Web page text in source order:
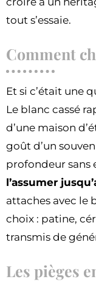
tout s’essaie.
Comment
Et si c’était une
Le blanc cassé
d’une maison
goût d’un
profondeur sans
l’assumer
attaches avec le
choix : patine,
transmis de
Les pièges